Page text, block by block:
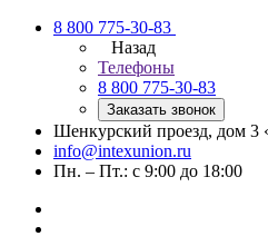
8 800 775-30-83
Назад
Телефоны
8 800 775-30-83
Заказать звонок
Шенкурский проезд, дом 3
info@intexunion.ru
Пн. – Пт.: с 9:00 до 18:00